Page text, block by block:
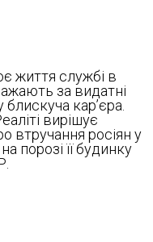
життя службі в
за видатні
блискуча кар’єра.
вирішує
втручання росіян у
порозі її будинку